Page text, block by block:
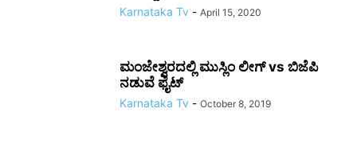
Karnataka Tv - April 15, 2020
ಮಂಜೇಶ್ವರದಲ್ಲಿ ಮುಸ್ಲಿಂ ಲೀಗ್ vs ಬಿಜೆಪಿ
ನಡುವೆ ಫೈಟ್
Karnataka Tv - October 8, 2019